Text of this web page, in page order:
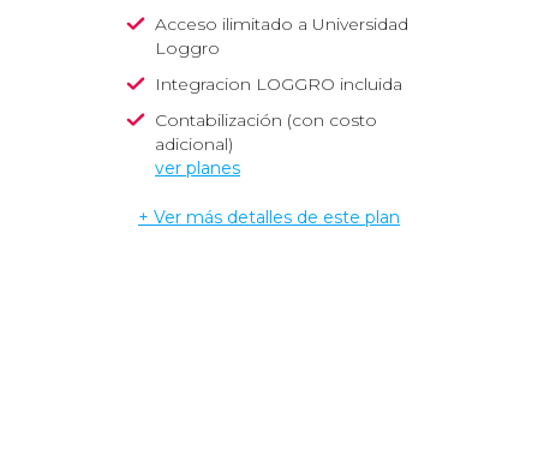
Acceso ilimitado a Universidad
Loggro
Integracion LOGGRO incluida
Contabilización (con costo
adicional)
ver planes
+ Ver más detalles de este plan